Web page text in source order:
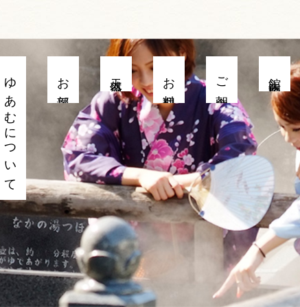
ゆあむについて お部屋 お料理 ご朝食
泉を一望できる「清正公園」の紅葉＜兵庫県/新温泉町＞
泉） 秋